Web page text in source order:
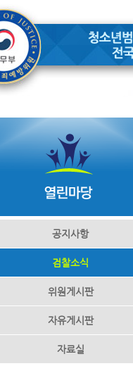
공지사항
검찰소식
위원게시판
자유게시판
자료실